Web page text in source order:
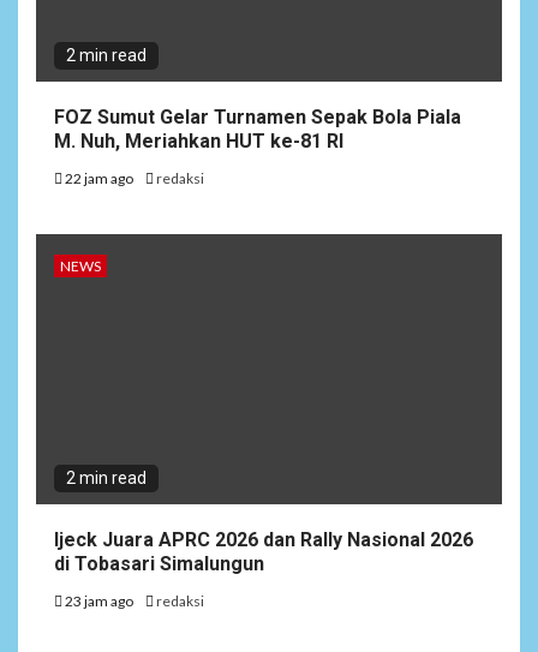
2 min read
FOZ Sumut Gelar Turnamen Sepak Bola Piala
M. Nuh, Meriahkan HUT ke-81 RI
22 jam ago redaksi
NEWS
2 min read
Ijeck Juara APRC 2026 dan Rally Nasional 2026
di Tobasari Simalungun
23 jam ago redaksi